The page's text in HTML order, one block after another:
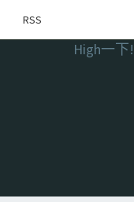
RSS
High一下!